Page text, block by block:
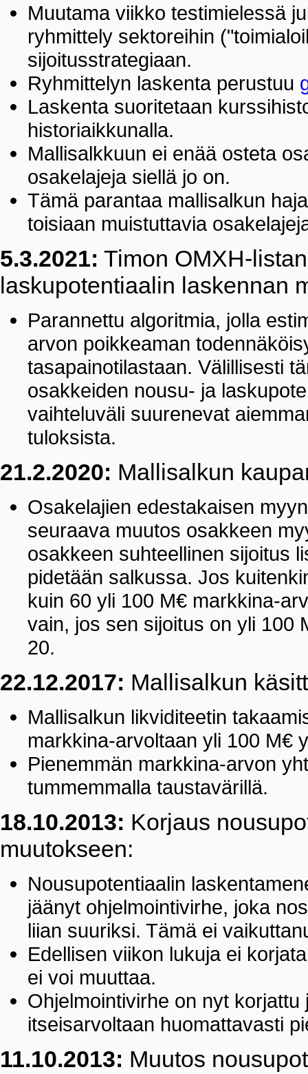
Muutama viikko testimielessä
ryhmittely sektoreihin
sijoitusstrategiaan.
Ryhmittelyn laskenta perustuu
Laskenta suoritetaan
historiaikkunalla.
Mallisalkkuun ei enää osteta
osakelajeja siellä jo on.
Tämä parantaa mallisalkun
toisiaan muistuttavia
5.3.2021: Timon OMXH-
laskupotentiaalin laskennan
Parannettu algoritmia, jolla
arvon poikkeaman
tasapainotilastaan. Välillisesti
osakkeiden nousu- ja
vaihteluväli suurenevat
tuloksista.
21.2.2020: Mallisalkun
Osakelajien edestakaisen
seuraava muutos osakkeen
osakkeen suhteellinen sijoitus
pidetään salkussa. Jos
kuin 60 yli 100 M€ markkina-
vain, jos sen sijoitus on yli 100
20.
22.12.2017: Mallisalkun
Mallisalkun likviditeetin
markkina-arvoltaan yli 100 M€
Pienemmän markkina-arvon
tummemmalla taustavärillä.
18.10.2013: Korjaus
muutokseen:
Nousupotentiaalin
jäänyt ohjelmointivirhe, joka
liian suuriksi. Tämä ei
Edellisen viikon lukuja ei
ei voi muuttaa.
Ohjelmointivirhe on nyt
itseisarvoltaan huomattavasti
11.10.2013: Muutos